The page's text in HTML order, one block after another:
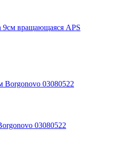
9см вращающаяся APS
03080522